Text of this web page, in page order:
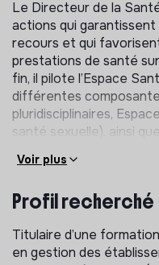
Le Directeur de la
actions qui garantissent
recours et qui
prestations de santé
fin, il pilote l’Espace
différentes
pluridisciplinaires,
santé sexuelle), ainsi
politique territoriale de
Simone Veil
Voir plus
Profil recherché
Titulaire d’une
en gestion des